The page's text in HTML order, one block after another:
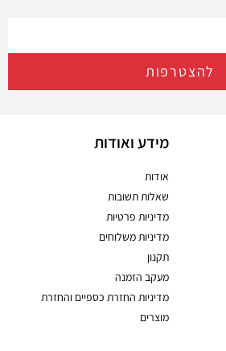
להצטרפות
מידע ואודות
אודות
שאלות תשובות
מדיניות פרטיות
מדיניות משלוחים
תקנון
מעקב הזמנה
מדיניות החזרת כספיים והחזרת
מוצרים